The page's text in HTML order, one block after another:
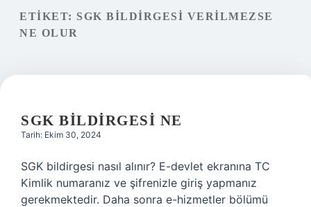
Hakkımızda
ETIKET: SGK BILDIRGESI VERILMEZSE
NE OLUR
SGK BILDIRGESI NE
Tarih: Ekim 30, 2024
SGK bildirgesi nasıl alınır? E-devlet ekranına TC
Kimlik numaranız ve şifrenizle giriş yapmanız
gerekmektedir. Daha sonra e-hizmetler bölümü